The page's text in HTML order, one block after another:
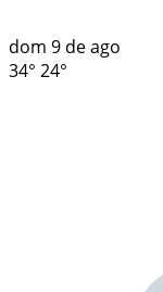
dom 9 de ago
34° 24°